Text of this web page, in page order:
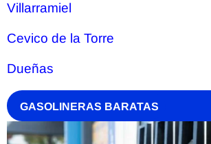
Villarramiel
Cevico de la Torre
Dueñas
GASOLINERAS BARATAS